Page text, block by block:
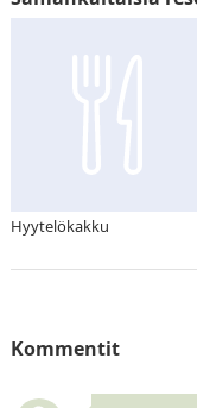
Hyytelökakku
Kommentit